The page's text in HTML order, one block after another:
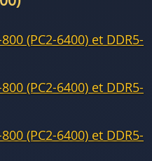
(PC2-6400) et DDR5-
(PC2-6400) et DDR5-
(PC2-6400) et DDR5-